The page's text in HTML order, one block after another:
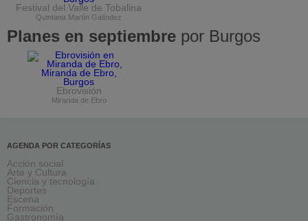
Festival del Valle de Tobalina
Quintana Martín Galíndez
Planes en septiembre por Burgos
Ebrovisión
Miranda de Ebro
AGENDA POR CATEGORÍAS
Acción social
Arte y Cultura
Ciencia y tecnología
Deportes
Escena
Formación
Gastronomía